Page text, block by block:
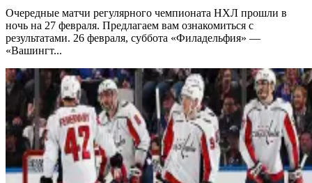
Очередные матчи регулярного чемпионата НХЛ прошли в
ночь на 27 февраля. Предлагаем вам ознакомиться с
результатами. 26 февраля, суббота «Филадельфия» —
«Вашингт...